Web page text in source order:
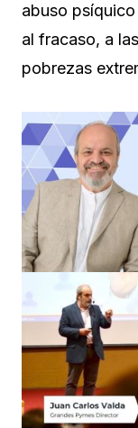
abuso
al fracaso, a
pobrezas